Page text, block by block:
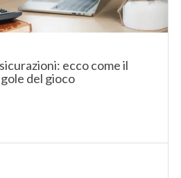
ecco come il
del gioco